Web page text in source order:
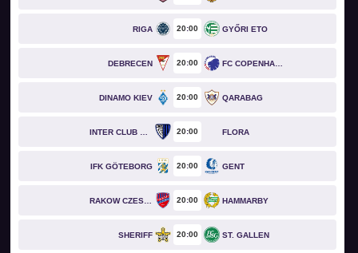
RIGA 20 00 GYŐRI ETO
DEBRECEN 20 00 FC COPENHAGEN
DINAMO KIEV 20 00 QARABAG
20 00 FLORA
IFK GÖTEBORG 20 00 GENT
RAKOW CZESTOCHOWA 20 00 HAMMARBY
SHERIFF 20 00 ST. GALLEN